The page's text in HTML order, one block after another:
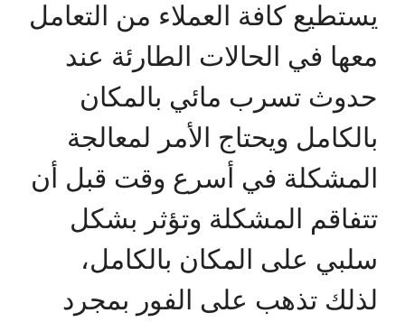
يستطيع كافة العملاء من التعامل
معها في الحالات الطارئة عند
حدوث تسرب مائي بالمكان
بالكامل ويحتاج الأمر لمعالجة
المشكلة في أسرع وقت قبل أن
تتفاقم المشكلة وتؤثر بشكل
سلبي على المكان بالكامل،
لذلك تذهب على الفور بمجرد